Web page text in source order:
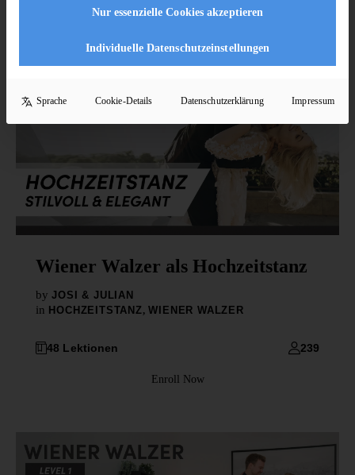
Wiener Walzer als Hochzeitstanz
by JOSI & JULIAN
in HOCHZEITSTANZ,WIENER WALZER
48 Lektionen 239
Enroll Now
Nur essenzielle Cookies akzeptieren
Individuelle Datenschutzeinstellungen
Sprache Cookie-Details Datenschutzerklärung Impressum